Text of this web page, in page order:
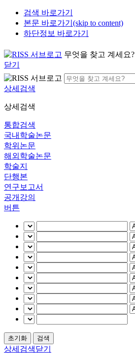
검색 바로가기
본문 바로가기(skip to content)
하단정보 바로가기
무엇을 찾고 계세요?
닫기
상세검색
상세검색
통합검색
국내학술논문
학위논문
해외학술논문
학술지
단행본
연구보고서
공개강의
버튼
상세검색닫기